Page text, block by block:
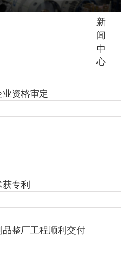
新
闻
中
心
资格审定
专利
整厂工程顺利交付